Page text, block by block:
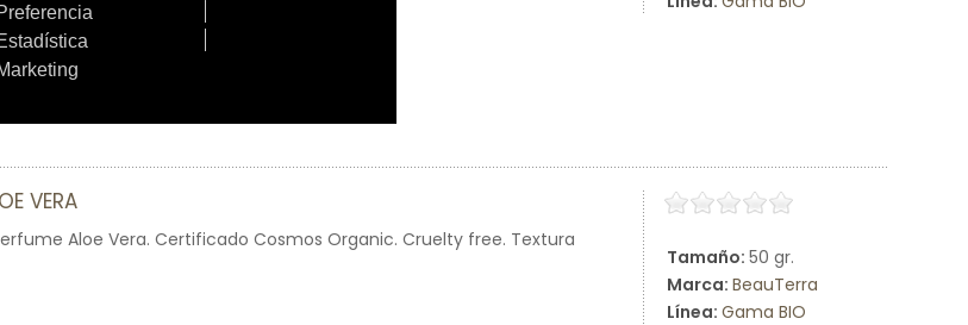
Tamaño: 50 gr.
Marca: BeauTerra
Línea: Gama BIO
VERA
Aloe Vera. Certificado Cosmos Organic. Cruelty free. Textura